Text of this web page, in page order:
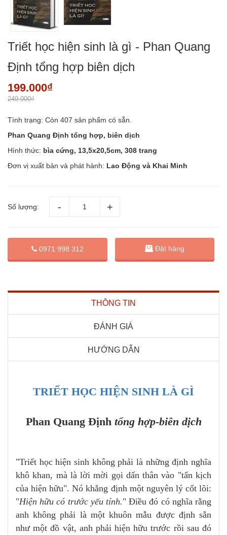
Triết học hiện sinh là gì - Phan Quang
Định tổng hợp biên dịch
199.000₫
249.000₫
Tình trạng: Còn 407 sản phẩm có sẵn.
Phan Quang Định tổng hợp, biên dịch
Hình thức: bìa cứng, 13,5x20,5cm, 308 trang
Đơn vị xuất bản và phát hành: Lao Động và Khai Minh
Số lượng:
0971 998 312 Đặt hàng
THÔNG TIN
ĐÁNH GIÁ
HƯỚNG DẪN
TRIẾT HỌC HIỆN SINH LÀ GÌ
Phan Quang Định tổng hợp-biên dịch
"Triết học hiện sinh không phải là những định nghĩa
khô khan, mà là lời mời gọi dấn thân vào "tấn kịch
của hiện hữu". Nó khẳng định một nguyên lý cốt lõi:
"Hiện hữu có trước yếu tính." Điều đó có nghĩa rằng
anh không phải là một khuôn mẫu được định sẵn
như một đồ vật, anh phải hiện hữu trước rồi sau đó